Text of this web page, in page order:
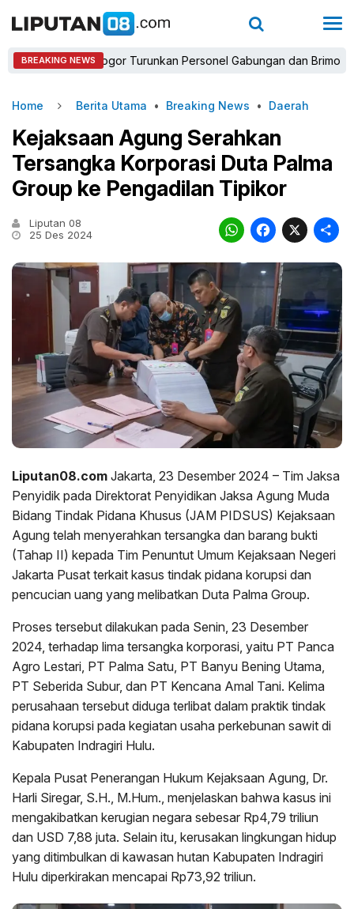
BREAKING NEWS
Bogor Turunkan Personel Gabungan dan Brimob,
Home Berita Utama • Breaking News • Daerah
Kejaksaan Agung Serahkan
Tersangka Korporasi Duta Palma
Group ke Pengadilan Tipikor
Liputan 08
25 Des 2024
X
Liputan08.com Jakarta, 23 Desember 2024 – Tim Jaksa
Penyidik pada Direktorat Penyidikan Jaksa Agung Muda
Bidang Tindak Pidana Khusus (JAM PIDSUS) Kejaksaan
Agung telah menyerahkan tersangka dan barang bukti
(Tahap II) kepada Tim Penuntut Umum Kejaksaan Negeri
Jakarta Pusat terkait kasus tindak pidana korupsi dan
pencucian uang yang melibatkan Duta Palma Group.
Proses tersebut dilakukan pada Senin, 23 Desember
2024, terhadap lima tersangka korporasi, yaitu PT Panca
Agro Lestari, PT Palma Satu, PT Banyu Bening Utama,
PT Seberida Subur, dan PT Kencana Amal Tani. Kelima
perusahaan tersebut diduga terlibat dalam praktik tindak
pidana korupsi pada kegiatan usaha perkebunan sawit di
Kabupaten Indragiri Hulu.
Kepala Pusat Penerangan Hukum Kejaksaan Agung, Dr.
Harli Siregar, S.H., M.Hum., menjelaskan bahwa kasus ini
mengakibatkan kerugian negara sebesar Rp4,79 triliun
dan USD 7,88 juta. Selain itu, kerusakan lingkungan hidup
yang ditimbulkan di kawasan hutan Kabupaten Indragiri
Hulu diperkirakan mencapai Rp73,92 triliun.